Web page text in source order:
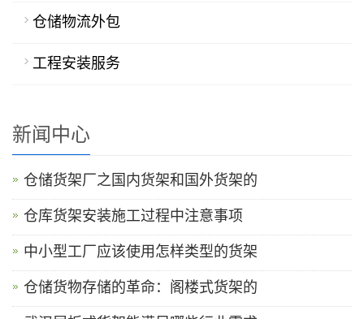
仓储物流外包
工程安装服务
新闻中心
仓储货架厂之国内货架和国外货架的
仓库货架安装施工过程中注意事项
中小型工厂应该使用怎样类型的货架
仓储货物存储的革命：阁楼式货架的